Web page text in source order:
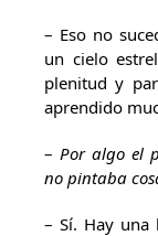
– Eso no
un cielo
plenitud y
aprendido
– Por algo el
no pintaba
– Sí. Hay una